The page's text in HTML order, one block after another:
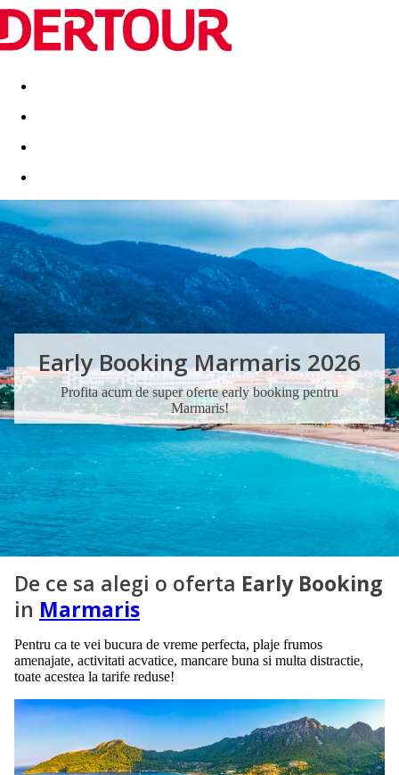
Destinatii Vacanta perfecta OFERTE DE NERATAT
Early Booking Marmaris 2026
Profita acum de super oferte early booking pentru
Marmaris!
De ce sa alegi o oferta Early Booking
in Marmaris
Pentru ca te vei bucura de vreme perfecta, plaje frumos
amenajate, activitati acvatice, mancare buna si multa distractie,
toate acestea la tarife reduse!